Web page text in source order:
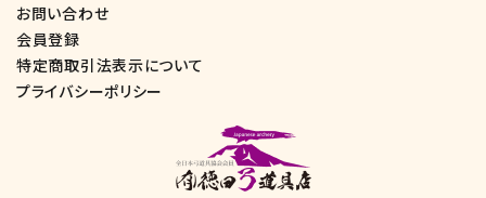
お問い合わせ
会員登録
特定商取引法表示について
プライバシーポリシー